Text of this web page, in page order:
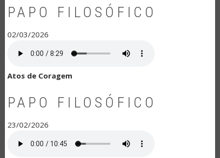
PAPO FILOSÓFICO
02/03/2026
Atos de Coragem
PAPO FILOSÓFICO
23/02/2026